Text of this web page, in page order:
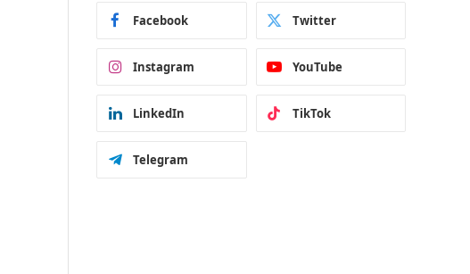
Facebook Twitter
Instagram YouTube
LinkedIn TikTok
Telegram